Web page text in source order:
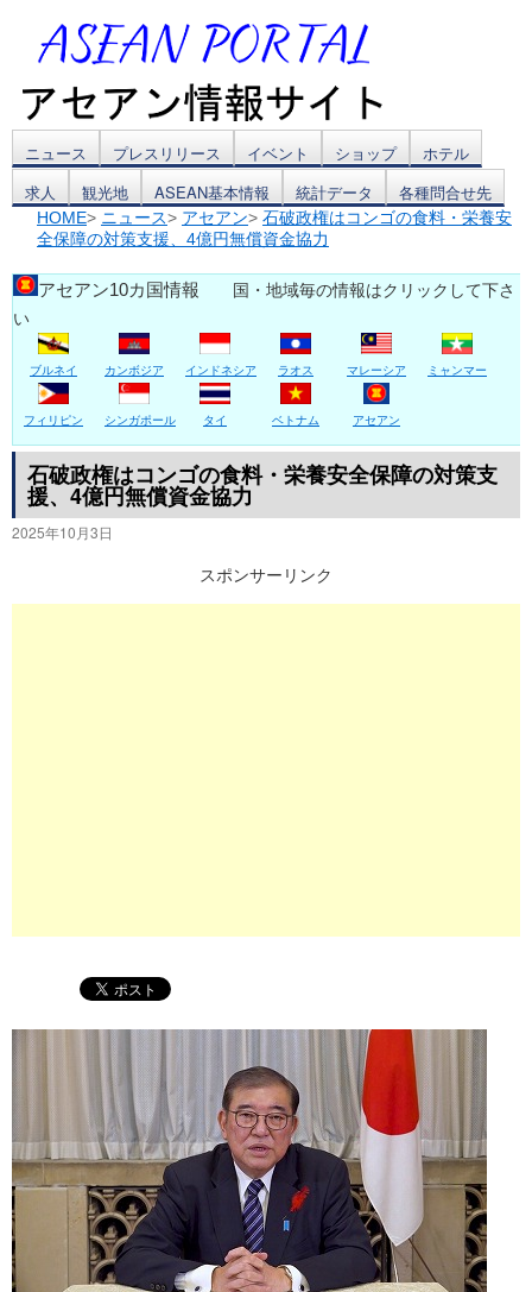
コ
ン
テ
ン
ツ
へ
ス
キ
ッ
ニュース プレスリリース イベント ショップ
ホテル
求人
観光地 ASEAN基本情報 統計データ 各種問合せ先
HOME> ニュース> アセアン> 石破政権はコンゴの食料・栄養安
全保障の対策支援、4億円無償資金協力
アセアン10カ国情報 国・地域毎の情報はクリックして下さ
い
ブルネイ カンボジア インドネシア ラオス マレーシア ミャンマー
フィリピン シンガポール タイ ベトナム アセアン
石破政権はコンゴの食料・栄養安全保障の対策支
援、4億円無償資金協力
2025年10月3日
スポンサーリンク